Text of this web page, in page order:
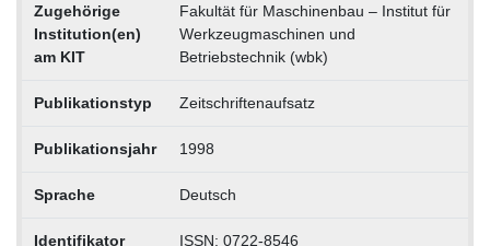
Zugehörige
Institution(en)
am KIT
Fakultät für Maschinenbau – Institut für
Werkzeugmaschinen und
Betriebstechnik (wbk)
Publikationstyp Zeitschriftenaufsatz
Publikationsjahr 1998
Sprache Deutsch
Identifikator
ISSN: 0722-8546